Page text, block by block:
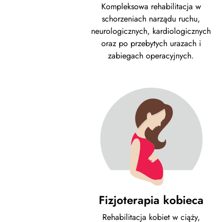
Kompleksowa rehabilitacja w
schorzeniach narządu ruchu,
neurologicznych, kardiologicznych
oraz po przebytych urazach i
zabiegach operacyjnych.
Fizjoterapia kobieca
Rehabilitacja kobiet w ciąży,